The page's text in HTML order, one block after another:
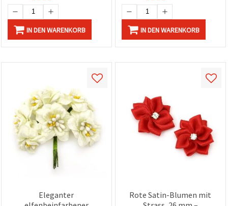
IN DEN WARENKORB IN DEN WARENKORB
Eleganter
Rote Satin-Blumen mit